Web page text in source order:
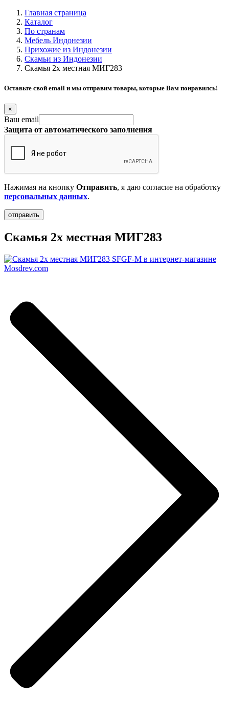
Главная страница
Каталог
По странам
Мебель Индонезии
Прихожие из Индонезии
Скамьи из Индонезии
Скамья 2х местная МИГ283
Оставьте свой email и мы отправим товары, которые Вам понравилсь!
×
Ваш email
Защита от автоматического заполнения
Нажимая на кнопку Отправить, я даю согласие на обработку
персональных данных.
Скамья 2х местная МИГ283